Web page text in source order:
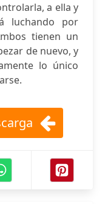
a ella y
luchando por
tienen un
de nuevo, y
lo único